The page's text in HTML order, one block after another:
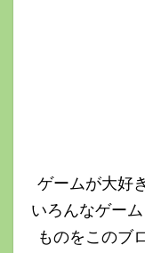
ゲームが大好
いろんなゲー
ものをこのブ